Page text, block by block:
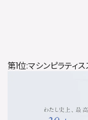
第1位:マシンピラティ